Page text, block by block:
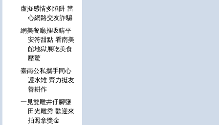
虛擬感情多陷阱 當
心網路交友詐騙
網美餐廳推吸睛平
安符甜點 看南美
館地獄展吃美食
壓驚
臺南公私攜手同心
護水雉 齊力挺友
善耕作
一見雙雕井仔腳鹽
田光雕秀 歡迎來
拍照拿獎金